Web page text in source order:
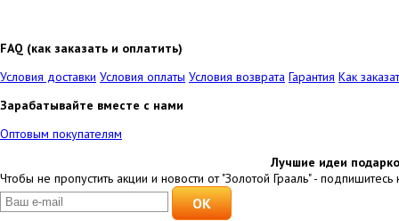
FAQ (как заказать и оплатить)
Условия доставки Условия оплаты Условия возврата Гарантия Как
Зарабатывайте вместе с нами
Оптовым покупателям
Лучшие идеи
Чтобы не пропустить акции и новости от "Золотой Грааль" - подпишитесь